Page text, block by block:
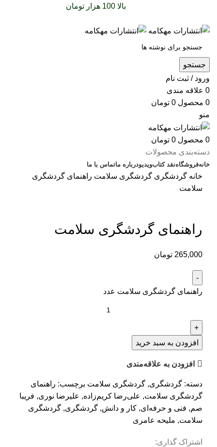
بالا 100 هزار تومان
جستجو
ورود / ثبت نام
0 علاقه مندی
0 محصول 0 تومان
منو
0 محصول 0 تومان
دسته‌بندی محصولات
خانهفروشگاهنقد کتابویدیودرباره‌ ماتماس با ما
خانه گردشگری گردشگری سلامت راهنمای گردشگری
سلامت
راهنمای گردشگری سلامت
265,000 تومان
راهنمای گردشگری سلامت عدد
افزودن به سبد خرید
افزودن به علاقه‌مندی
دسته: گردشگری, گردشگری سلامت برچسب: راهنمای
گردشگری سلامت, علی‌رضا کریم‌زاده, علیرضا نوری, فریبا
صم, فنی و حرفه‌ای, کار و دانش, گردشگری, گردشگری
سلامت, ملیحه عامری
اشتراک گذاری: